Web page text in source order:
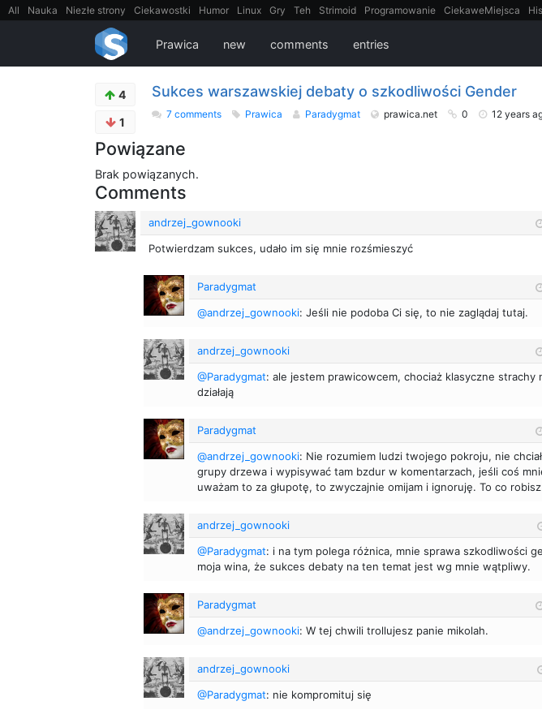
All Nauka Niezłe strony Ciekawostki Humor Linux Gry Teh Strimoid Programowanie CiekaweMiejsca
FilmyDokumentalne
Prawica new comments entries
4
1
Sukces warszawskiej debaty o szkodliwości Gender
7 comments Prawica Paradygmat prawica.net 0 12 years
Powiązane
Brak powiązanych.
Comments
andrzej_gownooki
Potwierdzam sukces, udało im się mnie rozśmieszyć
Paradygmat
@andrzej_gownooki: Jeśli nie podoba Ci się, to nie zaglądaj tutaj.
andrzej_gownooki
@Paradygmat: ale jestem prawicowcem, chociaż klasyczne strachy
działają
Paradygmat
@andrzej_gownooki: Nie rozumiem ludzi twojego pokroju, nie
grupy drzewa i wypisywać tam bzdur w komentarzach, jeśli coś
uważam to za głupotę, to zwyczajnie omijam i ignoruję. To co
andrzej_gownooki
@Paradygmat: i na tym polega różnica, mnie sprawa szkodliwości
moja wina, że sukces debaty na ten temat jest wg mnie wątpliwy.
Paradygmat
@andrzej_gownooki: W tej chwili trollujesz panie mikolah.
andrzej_gownooki
@Paradygmat: nie kompromituj się